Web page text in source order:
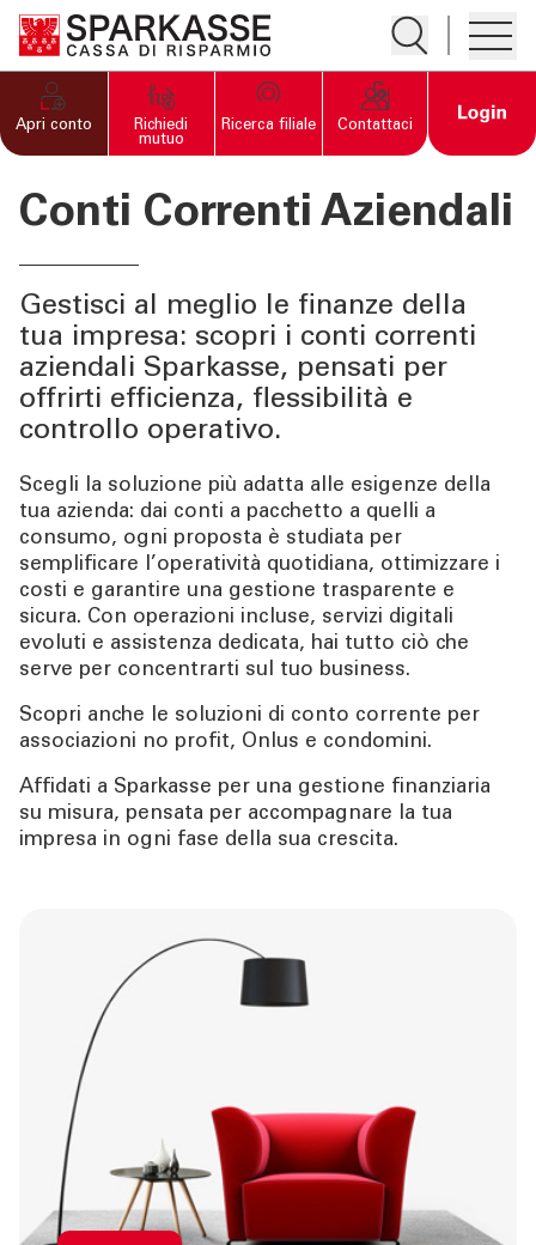
Apre la
Apre il
PRIVATI E FAMIGLIE
"Apre la pagina Imprese
Home
Conti
Carte
Finanziamenti e investimenti
Assicurazioni
SERVIZI PRIVATI E
SERVIZI IMPRESE
OLTRE LA BANCA
CHI SIAMO
TOOL
Apri conto
Richiedi
mutuo
Ricerca filiale Contattaci Open
Conti Correnti Aziendali
Gestisci al meglio le finanze della
tua impresa: scopri i conti correnti
aziendali Sparkasse, pensati per
offrirti efficienza, flessibilità e
controllo operativo.
Scegli la soluzione più adatta alle esigenze della
tua azienda: dai conti a pacchetto a quelli a
consumo, ogni proposta è studiata per
semplificare l’operatività quotidiana, ottimizzare i
costi e garantire una gestione trasparente e
sicura. Con operazioni incluse, servizi digitali
evoluti e assistenza dedicata, hai tutto ciò che
serve per concentrarti sul tuo business.
Scopri anche le soluzioni di conto corrente per
associazioni no profit, Onlus e condomini.
Affidati a Sparkasse per una gestione finanziaria
su misura, pensata per accompagnare la tua
impresa in ogni fase della sua crescita.